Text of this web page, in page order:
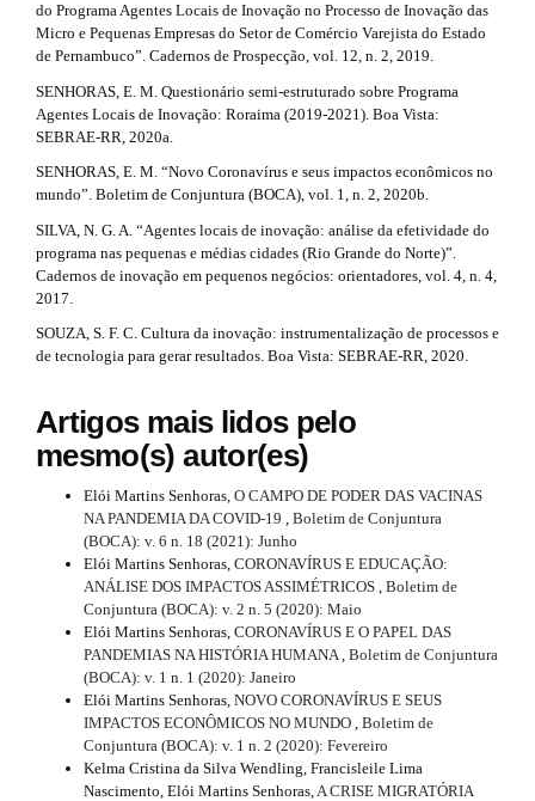
t
s
t
r
a
p
.
a
c
c
e
s
i
b
_
m
e
.
d
e
t
a
i
l
s
#
do Programa Agentes Locais de Inovação no Processo de Inovação das
Micro e Pequenas Empresas do Setor de Comércio Varejista do Estado
de Pernambuco”. Cadernos de Prospecção, vol. 12, n. 2, 2019.
SENHORAS, E. M. Questionário semi-estruturado sobre Programa
Agentes Locais de Inovação: Roraima (2019-2021). Boa Vista:
SEBRAE-RR, 2020a.
SENHORAS, E. M. “Novo Coronavírus e seus impactos econômicos no
mundo”. Boletim de Conjuntura (BOCA), vol. 1, n. 2, 2020b.
SILVA, N. G. A. “Agentes locais de inovação: análise da efetividade do
programa nas pequenas e médias cidades (Rio Grande do Norte)”.
Cadernos de inovação em pequenos negócios: orientadores, vol. 4, n. 4,
2017.
SOUZA, S. F. C. Cultura da inovação: instrumentalização de processos e
de tecnologia para gerar resultados. Boa Vista: SEBRAE-RR, 2020.
Artigos mais lidos pelo
mesmo(s) autor(es)
Elói Martins Senhoras, O CAMPO DE PODER DAS VACINAS
NA PANDEMIA DA COVID-19 , Boletim de Conjuntura
(BOCA): v. 6 n. 18 (2021): Junho
Elói Martins Senhoras, CORONAVÍRUS E EDUCAÇÃO:
ANÁLISE DOS IMPACTOS ASSIMÉTRICOS , Boletim de
Conjuntura (BOCA): v. 2 n. 5 (2020): Maio
Elói Martins Senhoras, CORONAVÍRUS E O PAPEL DAS
PANDEMIAS NA HISTÓRIA HUMANA, Boletim de Conjuntura
(BOCA): v. 1 n. 1 (2020): Janeiro
Elói Martins Senhoras, NOVO CORONAVÍRUS E SEUS
IMPACTOS ECONÔMICOS NO MUNDO , Boletim de
Conjuntura (BOCA): v. 1 n. 2 (2020): Fevereiro
Kelma Cristina da Silva Wendling, Francisleile Lima
Nascimento, Elói Martins Senhoras,A CRISE MIGRATÓRIA